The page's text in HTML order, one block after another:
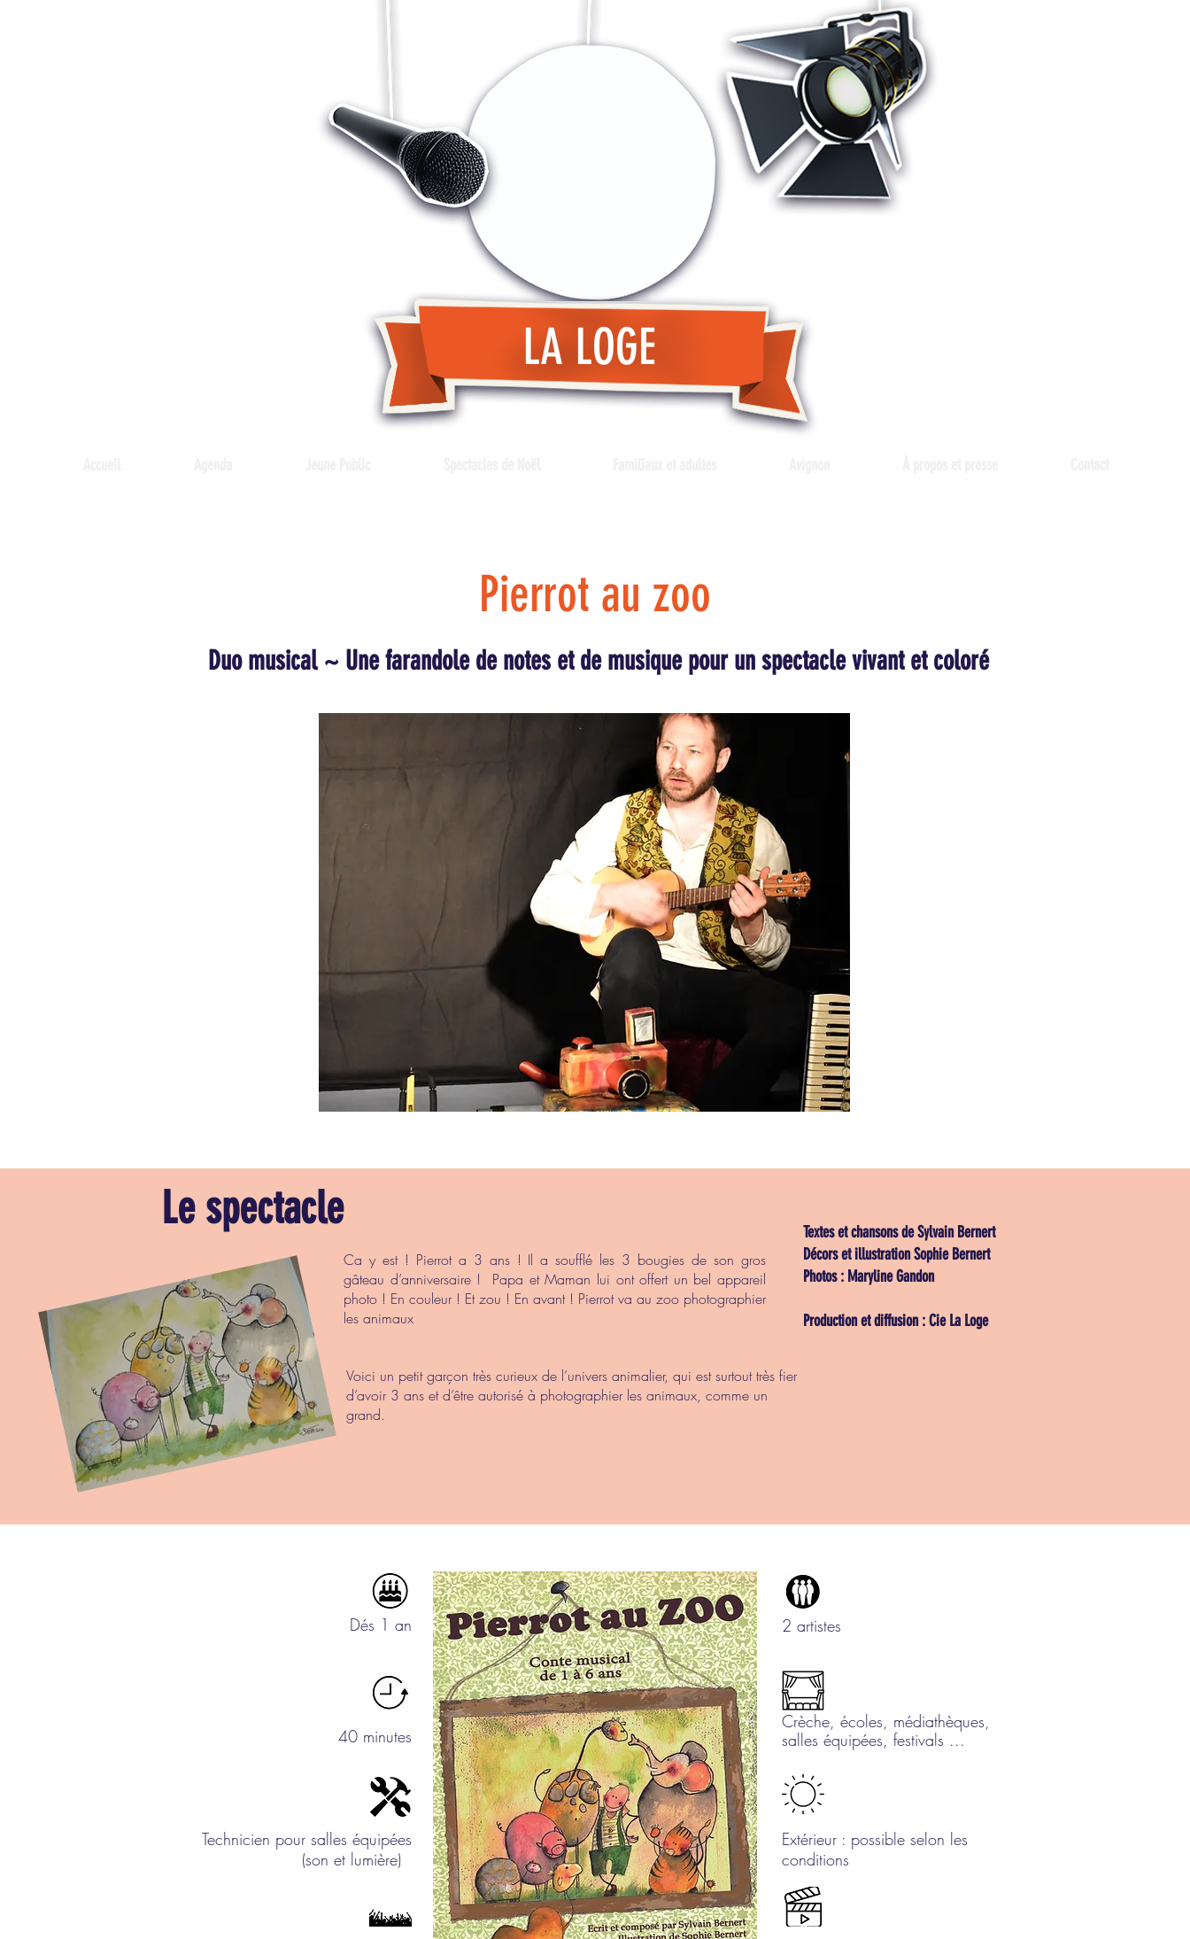
LA LOGE
Pierrot au zoo
Duo musical ~ Une farandole de notes et de musique pour un spectacle vivant et coloré
Le spectacle
Ca y est ! Pierrot a 3 ans ! Il a soufflé les 3 bougies de son gros
gâteau d’anniversaire ! Papa et Maman lui ont offert un bel appareil
photo ! En couleur ! Et zou ! En avant ! Pierrot va au zoo photographier
les animaux
Textes et chansons de Sylvain Bernert
Décors et illustration Sophie Bernert
Photos : Maryline Gandon
Production et diffusion : Cie La Loge
Voici un petit garçon très curieux de l’univers animalier, qui est surtout très fier
d’avoir 3 ans et d’être autorisé à photographier les animaux, comme un
grand.
Dés 1 an
40 minutes
Technicien pour salles équipées
(son et lumière)
2 artistes
Crèche, écoles, médiathèques,
salles équipées, festivals ...
Extérieur : possible selon les
conditions